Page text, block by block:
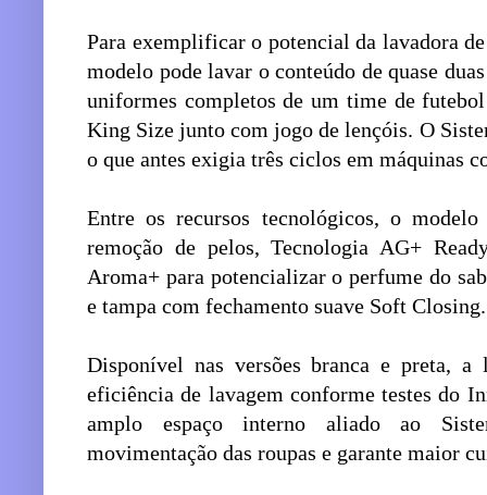
Para exemplificar o potencial da lavadora
modelo pode lavar o conteúdo de quase
uniformes completos de um time de
King Size junto com jogo de lençóis. O
o que antes exigia três ciclos em máquinas
Entre os recursos tecnológicos, o
remoção de pelos, Tecnologia AG+
Aroma+ para potencializar o perfume do
e tampa com fechamento suave Soft Closing.
Disponível nas versões branca e preta,
eficiência de lavagem conforme testes do
amplo espaço interno aliado ao
movimentação das roupas e garante maior